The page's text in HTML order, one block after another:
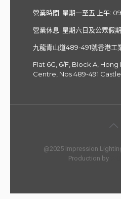
營業時間: 星期一至五 上午:
營業休息: 星期六日及公眾假期
九龍青山道489-491號香港工
Flat 6G, 6/F, Block A,
Centre, Nos 489-491
@2025 Impression
Production by